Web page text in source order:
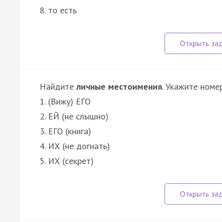
8. то есть
Найдителичные местоимения. Укажите
1. (Вижу) ЕГО
2. ЕЙ (не слышно)
3. ЕГО (книга)
4. ИХ (не догнать)
5. ИХ (секрет)